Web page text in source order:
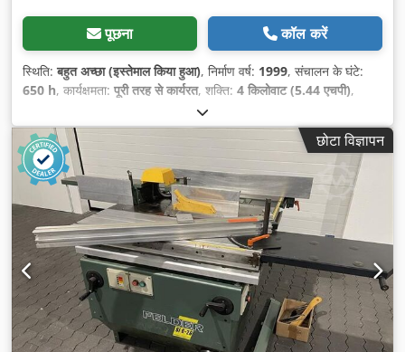
पूछना कॉल करें
स्थिति:बहुत अच्छा (इस्तेमाल किया हुआ), निर्माण वर्ष: 1999, संचालन के घंटे:
650 h, कार्यक्षमता: पूरी तरह से कार्यरत, शक्ति: 4 किलोवाट (5.44 एचपी),
छोटा विज्ञापन